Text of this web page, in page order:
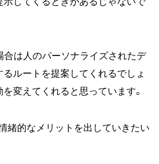
は人のパーソナライズされたデ
るルートを提案してくれるでしょ
を変えてくれると思っています。
情緒的なメリットを出していきたい